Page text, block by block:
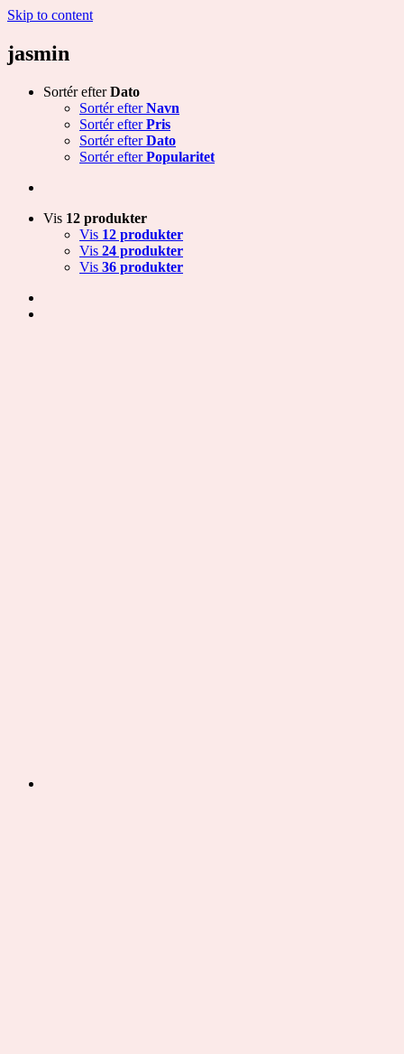
Skip to content
jasmin
Sortér efterDato
Sortér efterNavn
Sortér efterPris
Sortér efterDato
Sortér efterPopularitet
Vis 12 produkter
Vis 12 produkter
Vis 24 produkter
Vis 36 produkter